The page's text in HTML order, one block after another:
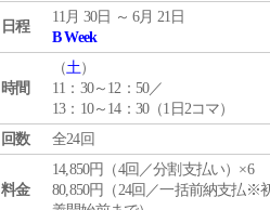
日程
11月 30日 ～ 6月 21日
B Week
時間
（土）
11：30～12：50／
13：10～14：30（1日2コマ）
回数
全24回
料金
14,850円（4回／分割支払い）×6
80,850円（24回／一括前納支払※